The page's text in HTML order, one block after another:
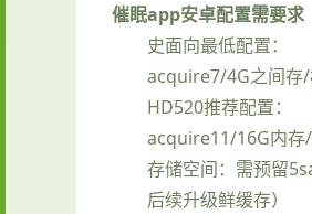
催眠app安卓配置需要求
​史面向最低配置​​：
acquire7/4G之间存/
HD520​推荐配置​​：
acquire11/16G内存
存储空间​：需预留
后续升级鲜缓存）